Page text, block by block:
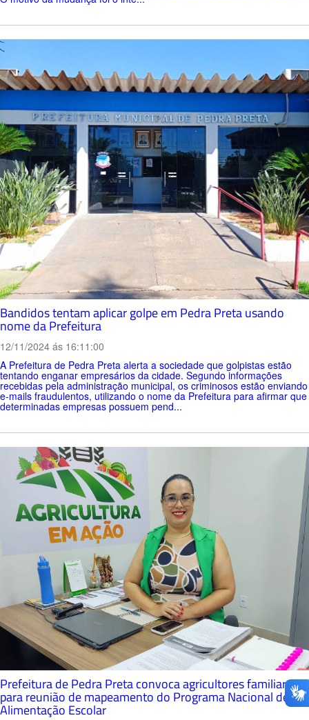
Bandidos tentam aplicar golpe em Pedra Preta usando
nome da Prefeitura
12/11/2024 ás 16:11:00
A Prefeitura de Pedra Preta alerta a sociedade que golpistas estão
tentando enganar empresários da cidade. Segundo informações
recebidas pela administração municipal, os criminosos estão enviando
e-mails fraudulentos, utilizando o nome da Prefeitura para afirmar que
determinadas empresas possuem pend...
Prefeitura de Pedra Preta convoca agricultores familiares
para reunião de mapeamento do Programa Nacional de
Alimentação Escolar